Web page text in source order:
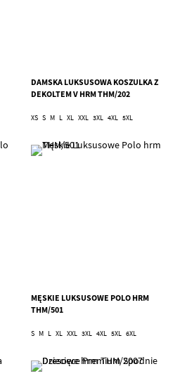
DAMSKA LUKSUSOWA KOSZULKA Z
DEKOLTEM V HRM THM/202
XS S M L XL XXL 3XL 4XL 5XL
MĘSKIE LUKSUSOWE POLO HRM
THM/501
S M L XL XXL 3XL 4XL 5XL 6XL